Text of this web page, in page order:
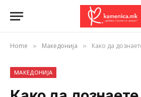
Home » Македонија » Како да дознаете
МАКЕДОНИЈА